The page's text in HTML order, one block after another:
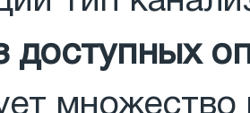
доступных
множество